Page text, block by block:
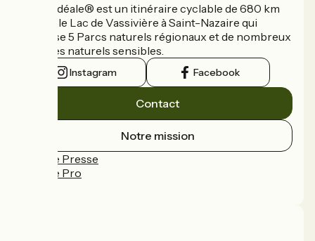
La Vélidéale® est un itinéraire cyclable de 680 km
reliant le Lac de Vassivière à Saint-Nazaire qui
traverse 5 Parcs naturels régionaux et de nombreux
espaces naturels sensibles.
Instagram Facebook
Contact
Notre mission
Espace Presse
Espace Pro